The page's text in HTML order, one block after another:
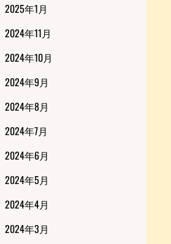
2025年1月
2024年11月
2024年10月
2024年9月
2024年8月
2024年7月
2024年6月
2024年5月
2024年4月
2024年3月